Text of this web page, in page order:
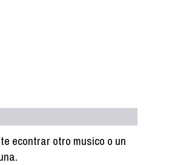
econtrar otro musico o un